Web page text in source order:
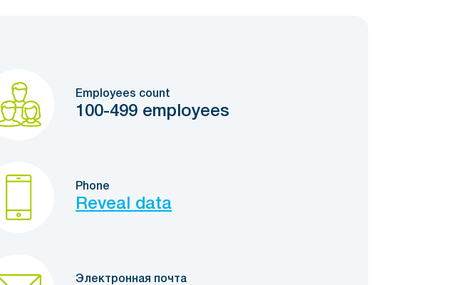
Employees count
100-499 employees
Phone
Reveal data
Электронная почта